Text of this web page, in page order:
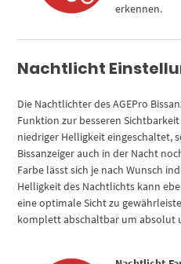
erkennen.
Nachtlicht
Die Nachtlichter des AGEPro
Funktion zur besseren
niedriger Helligkeit eingeschaltet,
Bissanzeiger auch in der Nacht
Farbe lässt sich je nach Wunsch
Helligkeit des Nachtlichts kann
eine optimale Sicht zu
komplett abschaltbar um absolut